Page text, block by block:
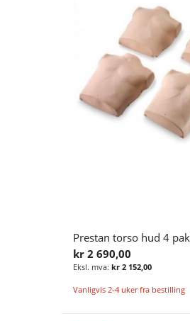
kr 2 690,00
kr 2 152,00
Vanligvis 2-4 uker fra bestilling